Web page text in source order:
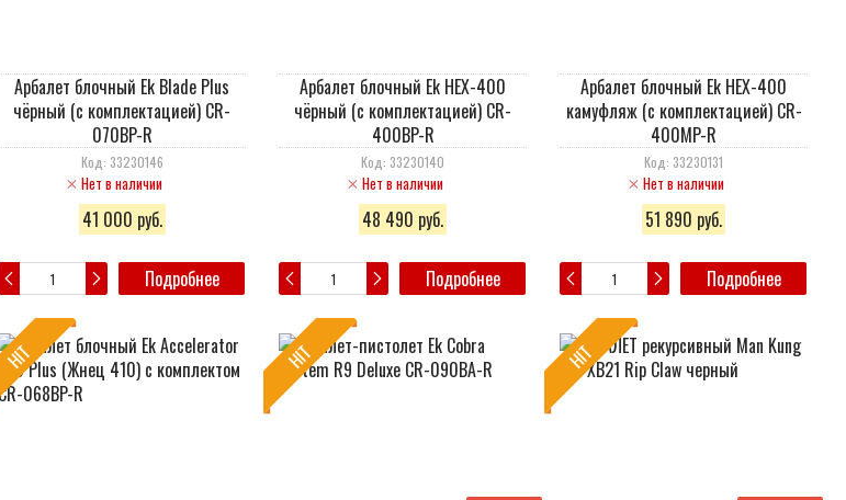
Арбалет блочный Ek Blade Plus
чёрный (c комплектацией) CR-
070BP-R
Код: 33230146
Нет в наличии
41 000 руб.
Подробнее
Арбалет блочный Ek HEX-400
чёрный (c комплектацией) CR-
400BP-R
Код: 33230140
Нет в наличии
48 490 руб.
Подробнее
Арбалет блочный Ek HEX-400
камуфляж (c комплектацией) CR-
400MP-R
Код: 33230131
Нет в наличии
51 890 руб.
Подробнее
HIT HIT HIT